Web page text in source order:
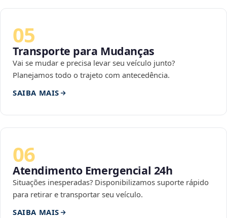
05
Transporte para Mudanças
Vai se mudar e precisa levar seu veículo junto?
Planejamos todo o trajeto com antecedência.
SAIBA MAIS
06
Atendimento Emergencial 24h
Situações inesperadas? Disponibilizamos suporte rápido
para retirar e transportar seu veículo.
SAIBA MAIS